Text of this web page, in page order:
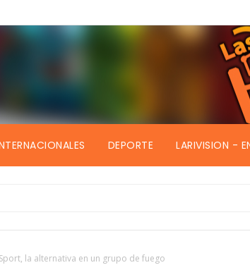
DEPORTE LARIVISION -
la alternativa en un grupo de fuego